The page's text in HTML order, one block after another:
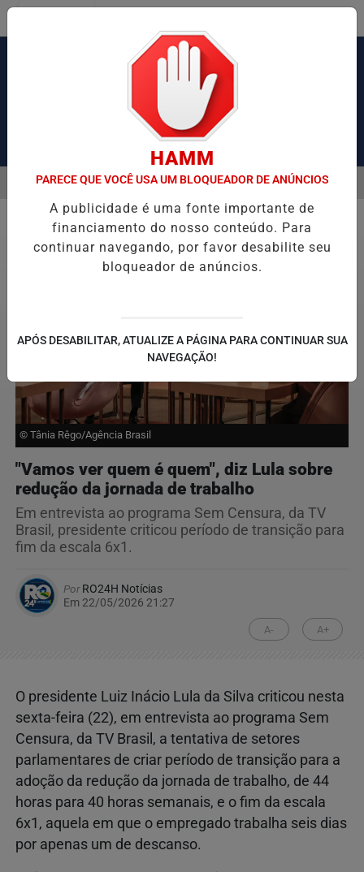
Pesquisar Notícia
CONGESTIONAMENTO DE MAIS DE 2 MIL KM SEMANA
EM ALTA
MENU
Política
© Tânia Rêgo/Agência Brasil
"Vamos ver quem é quem", diz Lula sobre
redução da jornada de trabalho
Em entrevista ao programa Sem Censura, da TV
Brasil, presidente criticou período de transição para
fim da escala 6x1.
PorRO24H Notícias
Em 22/05/2026 21:27
A- A+
O presidente Luiz Inácio Lula da Silva criticou nesta
sexta-feira (22), em entrevista ao programa Sem
Censura, da TV Brasil, a tentativa de setores
parlamentares de criar período de transição para a
adoção da redução da jornada de trabalho, de 44
horas para 40 horas semanais, e o fim da escala
6x1, aquela em que o empregado trabalha seis dias
por apenas um de descanso.
HAMM
PARECE QUE VOCÊ USA UM BLOQUEADOR DE ANÚNCIOS
A publicidade é uma fonte importante de
financiamento do nosso conteúdo. Para
continuar navegando, por favor desabilite seu
bloqueador de anúncios.
APÓS DESABILITAR, ATUALIZE A PÁGINA PARA CONTINUAR SUA
NAVEGAÇÃO!